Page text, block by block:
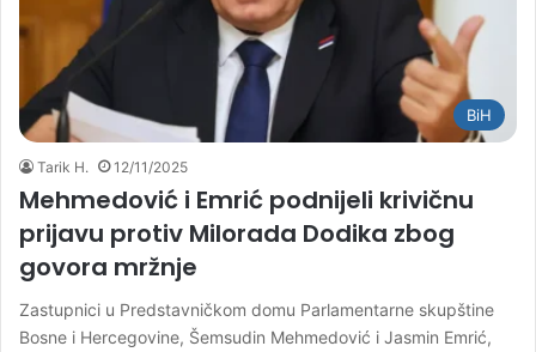
BiH
Tarik H. 12/11/2025
Mehmedović i Emrić podnijeli krivičnu
prijavu protiv Milorada Dodika zbog
govora mržnje
Zastupnici u Predstavničkom domu Parlamentarne skupštine
Bosne i Hercegovine, Šemsudin Mehmedović i Jasmin Emrić,